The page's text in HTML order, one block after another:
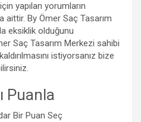
yapılan yorumların
aittir. By Ömer Saç Tasarım
eksiklik olduğunu
Saç Tasarım Merkezi sahibi
istiyorsanız bize
Puanla
Bir Puan Seç